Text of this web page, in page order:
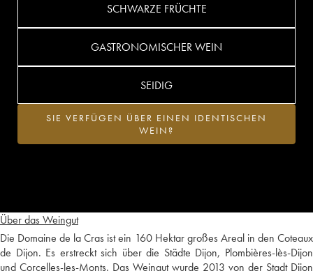
Über das Weingut
Die Domaine de la Cras ist ein 160 Hektar großes Areal in den Coteaux
de Dijon. Es erstreckt sich über die Städte Dijon, Plombières-lès-Dijon
und Corcelles-les-Monts. Das Weingut wurde 2013 von der Stadt Dijon
SCHWARZE FRÜCHTE
GASTRONOMISCHER WEIN
SEIDIG
SIE VERFÜGEN ÜBER EINEN IDENTISCHEN
WEIN?